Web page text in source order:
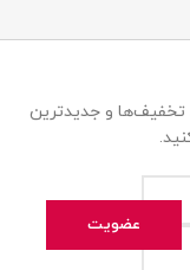
تخفیف‌ها و جدیدترین